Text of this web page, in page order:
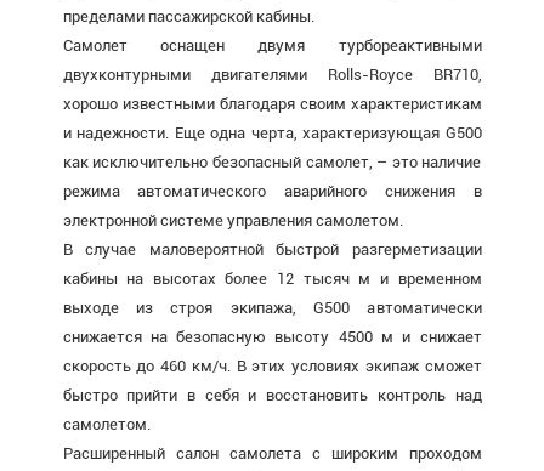
пределами пассажирской кабины.
Самолет оснащен двумя турбореактивными
двухконтурными двигателями Rolls-Royce BR710,
хорошо известными благодаря своим характеристикам
и надежности. Еще одна черта, характеризующая G500
как исключительно безопасный самолет, – это наличие
режима автоматического аварийного снижения в
электронной системе управления самолетом.
В случае маловероятной быстрой разгерметизации
кабины на высотах более 12 тысяч м и временном
выходе из строя экипажа, G500 автоматически
снижается на безопасную высоту 4500 м и снижает
скорость до 460 км/ч. В этих условиях экипаж сможет
быстро прийти в себя и восстановить контроль над
самолетом.
Расширенный салон самолета с широким проходом